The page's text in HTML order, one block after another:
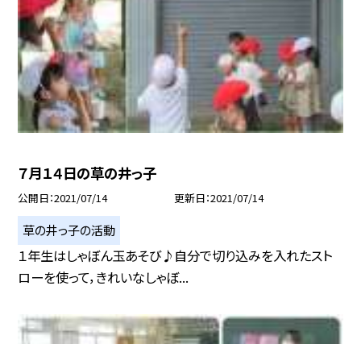
７月１４日の草の井っ子
公開日 2021/07/14 更新日 2021/07/14
草の井っ子の活動
１年生はしゃぼん玉あそび♪自分で切り込みを入れたスト
ローを使って，きれいなしゃぼ...